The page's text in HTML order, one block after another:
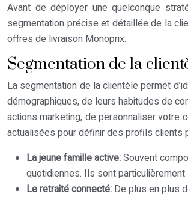
Avant de déployer une quelconque
segmentation précise et détaillée de la
offres de livraison Monoprix.
Segmentation de la
La segmentation de la clientèle permet
démographiques, de leurs habitudes de
actions marketing, de personnaliser votre
actualisées pour définir des profils clients
La jeune famille active:Souvent
quotidiennes. Ils sont
Le retraité connecté: De plus en plus